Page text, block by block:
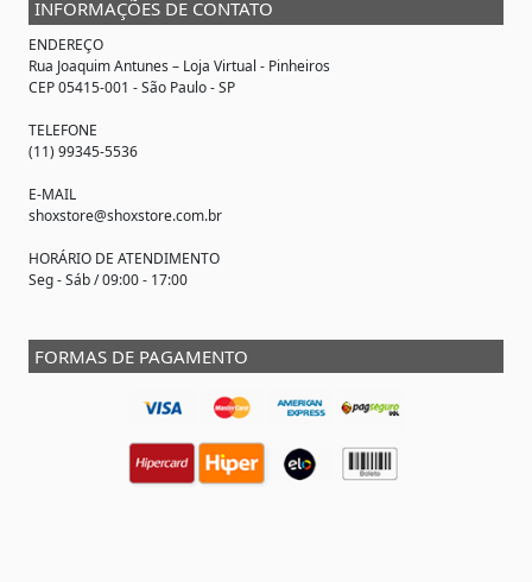
INFORMAÇÕES DE CONTATO
ENDEREÇO
Rua Joaquim Antunes – Loja Virtual - Pinheiros
CEP 05415-001 - São Paulo - SP
TELEFONE
(11) 99345-5536
E-MAIL
shoxstore@shoxstore.com.br
HORÁRIO DE ATENDIMENTO
Seg - Sáb / 09:00 - 17:00
FORMAS DE PAGAMENTO